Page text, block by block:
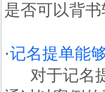
是否可以背
·记名提单能
对于记名提